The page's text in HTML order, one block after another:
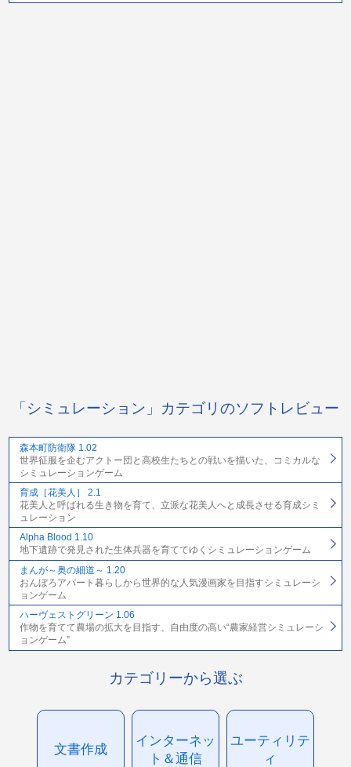
「シミュレーション」カテゴリのソフトレビュー
森本町防衛隊 1.02
世界征服を企むアクトー団と高校生たちとの戦いを描いた、コミカルな
シミュレーションゲーム
育成［花美人］ 2.1
花美人と呼ばれる生き物を育て、立派な花美人へと成長させる育成シミ
ュレーション
Alpha Blood 1.10
地下遺跡で発見された生体兵器を育ててゆくシミュレーションゲーム
まんが～奥の細道～ 1.20
おんぼろアパート暮らしから世界的な人気漫画家を目指すシミュレーシ
ョンゲーム
ハーヴェストグリーン 1.06
作物を育てて農場の拡大を目指す、自由度の高い“農家経営シミュレーシ
ョンゲーム”
カテゴリーから選ぶ
文書作成
インターネッ
ト＆通信
ユーティリテ
ィ